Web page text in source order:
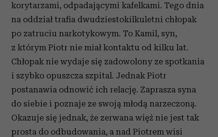
korytarzami, odpadającymi kafelkami. Tego dnia
na oddział trafia dwudziestokilkuletni chłopak
po zatruciu narkotykowym. To Kamil, syn,
z którym Piotr nie miał kontaktu od kilku lat.
Chłopak nie wydaje się zadowolony ze spotkania
i szybko opuszcza szpital. Jednak Piotr
postanawia odnowić ich relację. Zaprasza syna
do siebie i poznaje ze swoją młodą narzeczoną.
Okazuje się jednak, że zerwana więź nie jest tak
prosta do odbudowania, a nad Piotrem wisi